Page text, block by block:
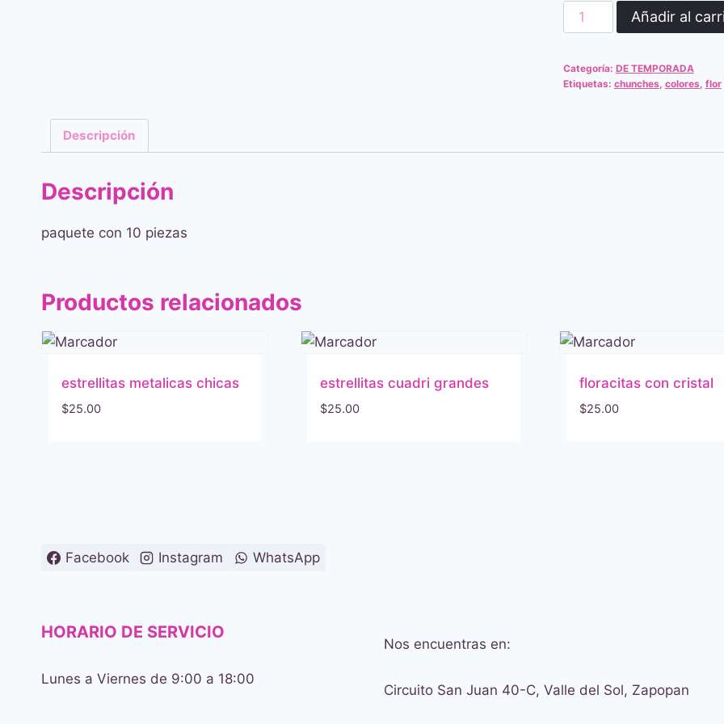
flores
bicolor
Añadir al
Categoría: DE TEMPORADA
Etiquetas: chunches, colores, flor
Descripción
Descripción
paquete con 10 piezas
Productos relacionados
estrellitas metalicas chicas
$25.00
estrellitas cuadri grandes
$25.00
floracitas con cristal
$25.00
Facebook Instagram WhatsApp
HORARIO DE SERVICIO
Lunes a Viernes de 9:00 a 18:00
Nos encuentras en:
Circuito San Juan 40-C, Valle del Sol, Zapopan